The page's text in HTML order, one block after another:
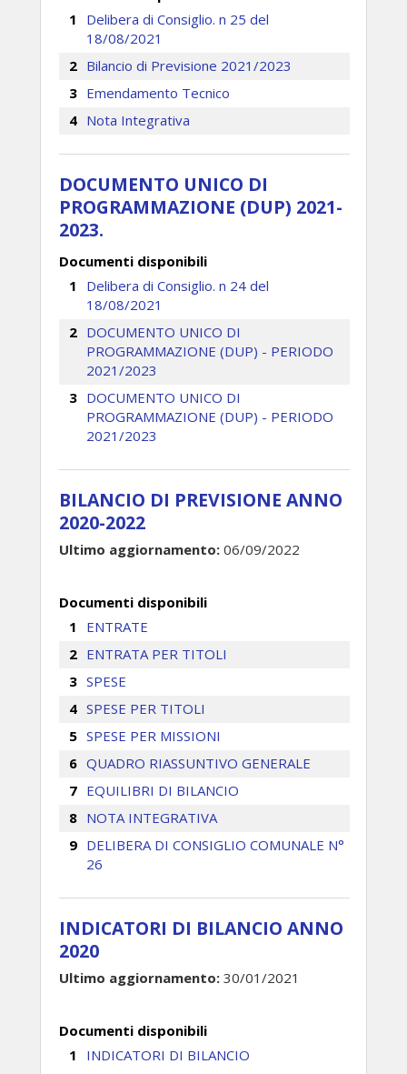
Delibera di Consiglio. n 25 del
18/08/2021
Bilancio di Previsione 2021/2023
Emendamento Tecnico
Nota Integrativa
DOCUMENTO UNICO DI
PROGRAMMAZIONE (DUP) 2021-
2023.
Documenti disponibili
Delibera di Consiglio. n 24 del
18/08/2021
DOCUMENTO UNICO DI
PROGRAMMAZIONE (DUP) - PERIODO
2021/2023
DOCUMENTO UNICO DI
PROGRAMMAZIONE (DUP) - PERIODO
2021/2023
BILANCIO DI PREVISIONE ANNO
2020-2022
Ultimo aggiornamento: 06/09/2022
Documenti disponibili
ENTRATE
ENTRATA PER TITOLI
SPESE
SPESE PER TITOLI
SPESE PER MISSIONI
QUADRO RIASSUNTIVO GENERALE
EQUILIBRI DI BILANCIO
NOTA INTEGRATIVA
DELIBERA DI CONSIGLIO COMUNALE N°
26
INDICATORI DI BILANCIO ANNO
2020
Ultimo aggiornamento: 30/01/2021
Documenti disponibili
INDICATORI DI BILANCIO